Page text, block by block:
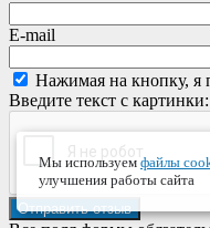
E-mail
Нажимая на кнопку, я
Введите текст с картинки:
Мы используемфайлы
улучшения работы сайта